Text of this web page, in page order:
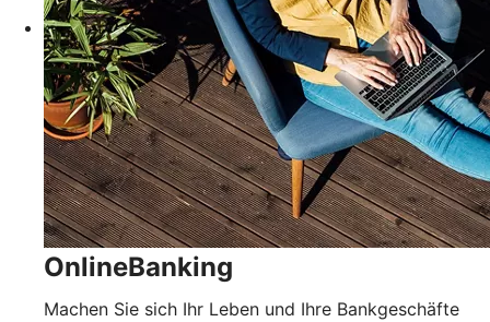
OnlineBanking
Machen Sie sich Ihr Leben und Ihre Bankgeschäfte